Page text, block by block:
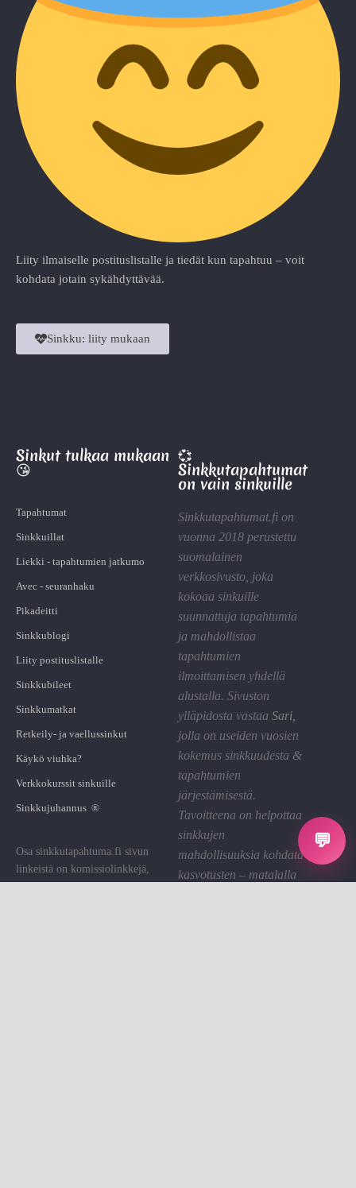
💬
Liity ilmaiselle postituslistalle ja tiedät kun tapahtuu – voit
kohdata jotain sykähdyttävää.
Sinkku: liity mukaan
Sinkut tulkaa mukaan
😘
Tapahtumat
Sinkkuillat
Liekki - tapahtumien jatkumo
Avec - seuranhaku
Pikadeitti
Sinkkublogi
Liity postituslistalle
Sinkkubileet
Sinkkumatkat
Retkeily- ja vaellussinkut
Käykö viuhka?
Verkkokurssit sinkuille
Sinkkujuhannus ®
Osa sinkkutapahtuma.fi sivun
linkeistä on komissiolinkkejä,
joiden kautta St saa pienen
💞
Sinkkutapahtumat
on vain sinkuille
Sinkkutapahtumat.fi on
vuonna 2018 perustettu
suomalainen
verkkosivusto, joka
kokoaa sinkuille
suunnattuja tapahtumia
ja mahdollistaa
tapahtumien
ilmoittamisen yhdellä
alustalla. Sivuston
ylläpidosta vastaa Sari
jolla on useiden vuosien
kokemus sinkkuudesta &
tapahtumien
järjestämisestä.
Tavoitteena on helpottaa
sinkkujen
mahdollisuuksia kohdata
kasvotusten – matalalla